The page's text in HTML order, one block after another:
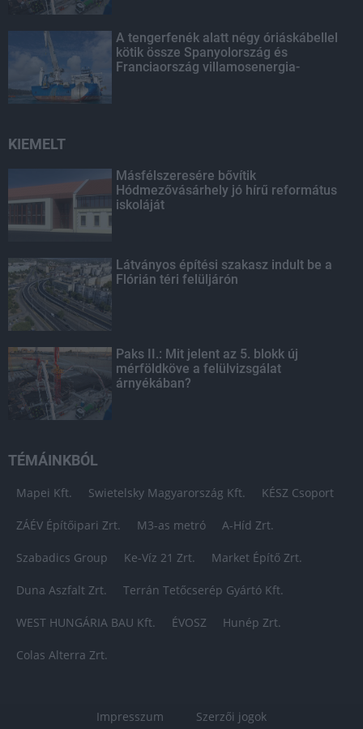
A tengerfenék alatt négy óriáskábellel
kötik össze Spanyolország és
Franciaország villamosenergia-
KIEMELT
Másfélszeresére bővítik
Hódmezővásárhely jó hírű református
iskoláját
Látványos építési szakasz indult be a
Flórián téri felüljárón
Paks II.: Mit jelent az 5. blokk új
mérföldköve a felülvizsgálat
árnyékában?
TÉMÁINKBÓL
Mapei Kft. Swietelsky Magyarország Kft. KÉSZ Csoport
ZÁÉV Építőipari Zrt. M3-as metró A-Híd Zrt.
Szabadics Group Ke-Víz 21 Zrt. Market Építő Zrt.
Duna Aszfalt Zrt. Terrán Tetőcserép Gyártó Kft.
WEST HUNGÁRIA BAU Kft. ÉVOSZ Hunép Zrt.
Colas Alterra Zrt.
Impresszum
Szerzői jogok